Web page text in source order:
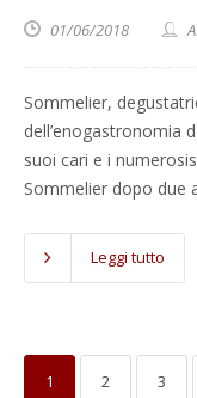
01/06/2018
Sommelier,
dell’enogastronomia
suoi cari e i
Sommelier dopo due
Leggi tutto
1 2 3